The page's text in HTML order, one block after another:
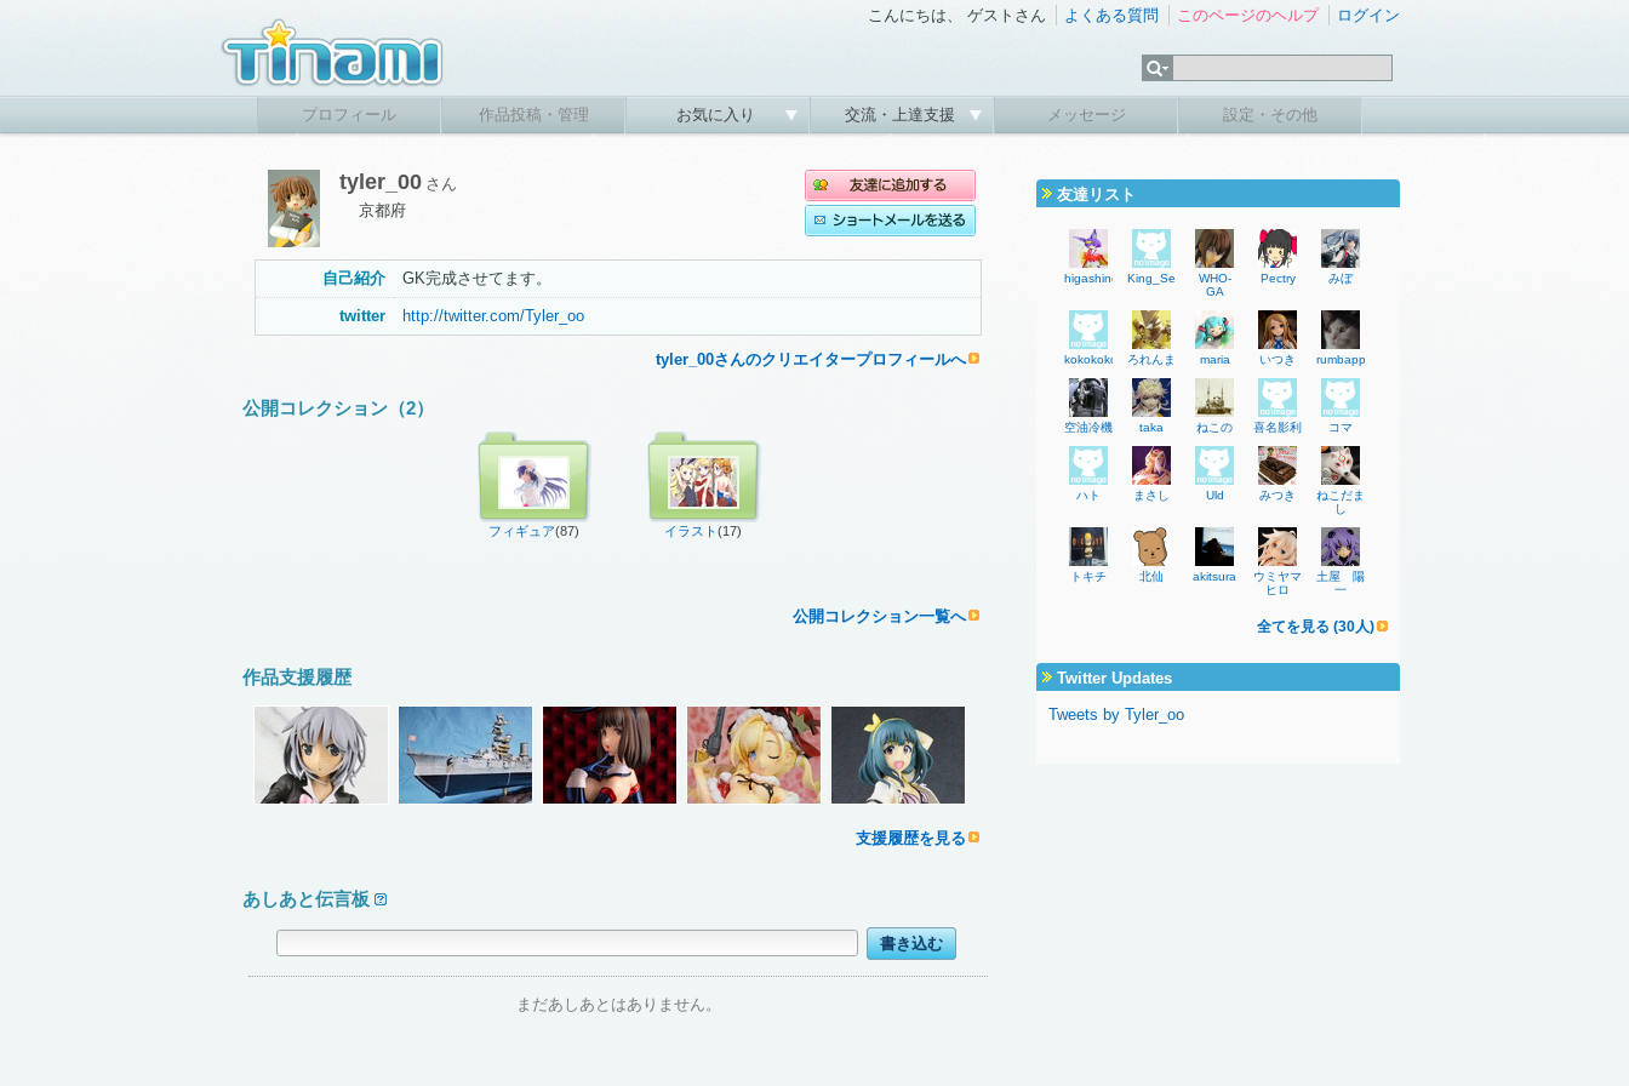
こんにちは、 ゲストさん よくある質問 このページのヘルプ ログイン
プロフィール 作品投稿・管理 お気に入り 交流・上達支援 メッセージ 設定・その他
tyler_00 さん
京都府
自己紹介 GK完成させてます。
twitter http://twitter.com/Tyler_oo
tyler_00さんのクリエイタープロフィールへ
公開コレクション（2）
フィギュア(87) イラスト(17)
公開コレクション一覧へ
作品支援履歴
支援履歴を見る
あしあと伝言板
まだあしあとはありません。
友達リスト
higashinokanaKing_SeungHWHO-
GA
Pectry みぼ
kokokokokotorろれんま maria いつき rumbappa
空油冷機 taka ねこの 喜名影利 コマ
ハト まさし Uld みつき
ねこだま
し
トキチ 北仙 akitsura
ウミヤマ
ヒロ
土屋 陽
一
全てを見る (30人)
Twitter Updates
Tweets by Tyler_oo